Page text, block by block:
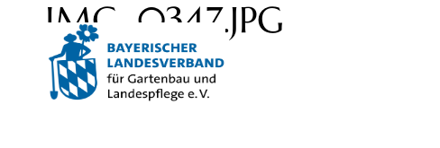
IMG_0347.JPG